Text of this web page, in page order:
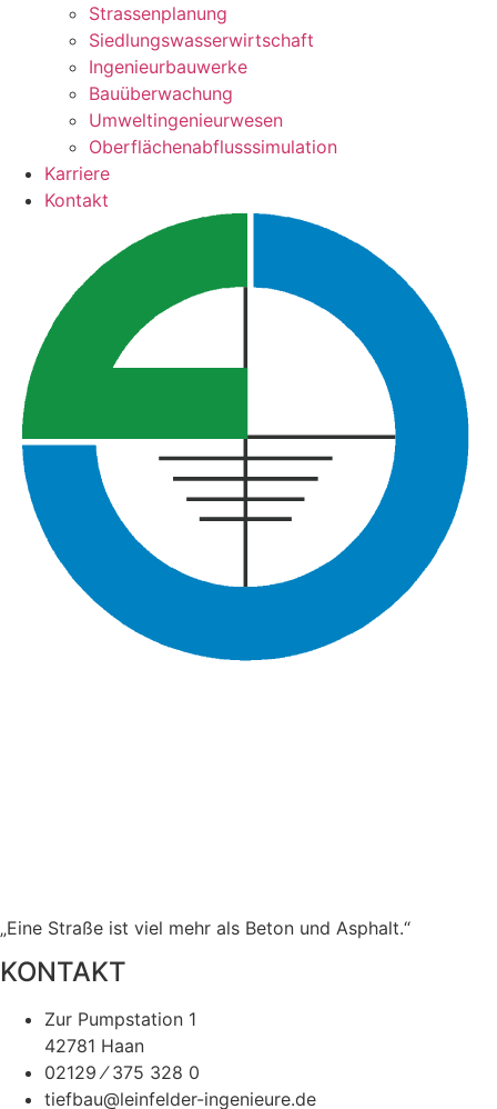
Strassenplanung
Siedlungswasserwirtschaft
Ingenieurbauwerke
Bauüberwachung
Umweltingenieurwesen
Oberflächenabflusssimulation
Karriere
Kontakt
„Eine Straße ist viel mehr als Beton und Asphalt.“
KONTAKT
Zur Pumpstation 1
42781 Haan
02129 ⁄ 375 328 0
tiefbau@leinfelder-ingenieure.de